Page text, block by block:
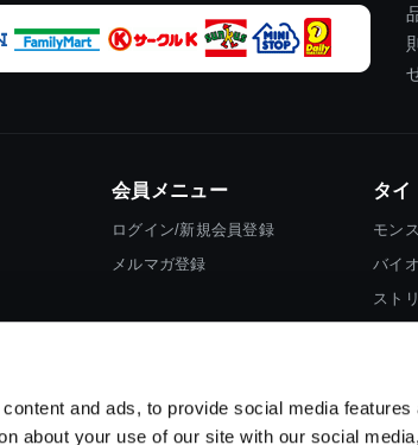
and ads, to provide social media features
about your use of our site with our social
会員メニュー
ログイン/新規会員登録
メルマガ登録
タイ
モン
バイ
スト